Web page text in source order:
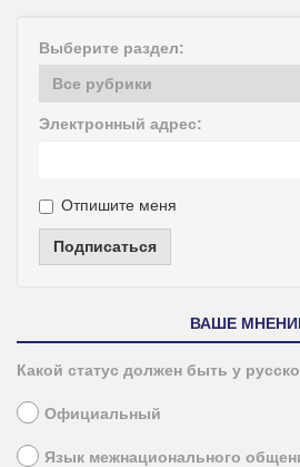
Выберите раздел:
Электронный адрес:
Отпишите меня
Подписаться
ВАШЕ
Какой статус должен быть у
Официальный
Язык межнационального